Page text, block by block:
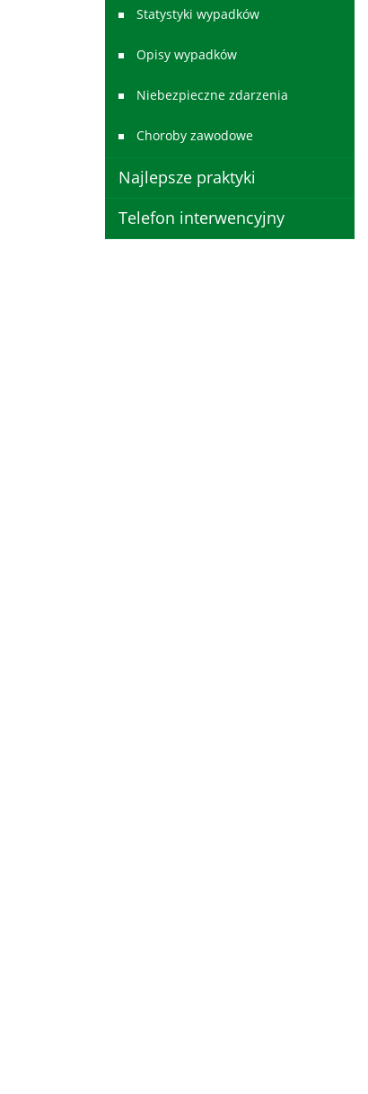
Statystyki wypadków
Opisy wypadków
Niebezpieczne zdarzenia
Choroby zawodowe
Najlepsze praktyki
Telefon interwencyjny